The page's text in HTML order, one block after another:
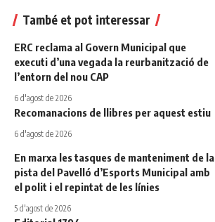
També et pot interessar
ERC reclama al Govern Municipal que
executi d’una vegada la reurbanització de
l’entorn del nou CAP
6 d'agost de 2026
Recomanacions de llibres per aquest estiu
6 d'agost de 2026
En marxa les tasques de manteniment de la
pista del Pavelló d’Esports Municipal amb
el polit i el repintat de les línies
5 d'agost de 2026